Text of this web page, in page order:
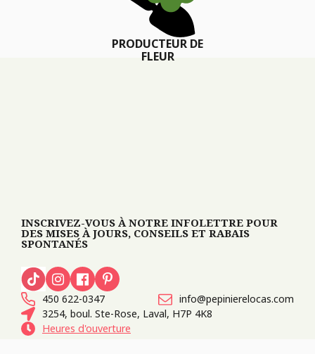
PRODUCTEUR DE
FLEUR
INSCRIVEZ-VOUS À NOTRE INFOLETTRE POUR
DES MISES À JOURS, CONSEILS ET RABAIS
SPONTANÉS
450 622-0347
info@pepinierelocas.com
3254, boul. Ste-Rose, Laval, H7P 4K8
Heures d'ouverture